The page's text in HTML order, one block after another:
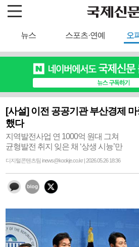
뉴스 스포츠·연예 오
[사설] 이전 공공기관 부산경제
했다
지역발전사업 연 1000억 원대 그쳐
균형발전 취지 잊은 채 ‘상생 시늉’만
디지털콘텐츠팀 inews@kookje.co.kr | 2026.05.26 18:36